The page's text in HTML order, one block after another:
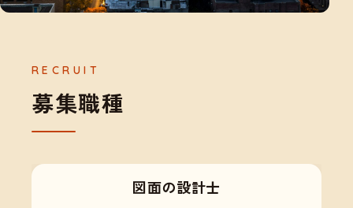
募集職種
図面の設計士